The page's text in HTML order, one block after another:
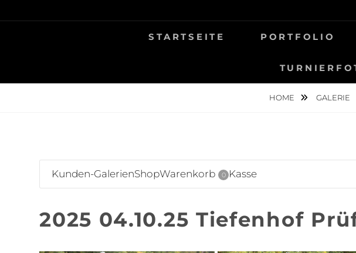
to
NINA MÜNCH
STARTSEITE PORTFOLIO
HOME GALERIE
Kunden-GalerienShopWarenkorb 0 Kasse
2025 04.10.25 Tiefenhof